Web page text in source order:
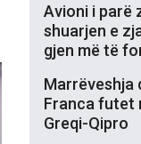
Avioni i parë
shuarjen e
gjen më të
Marrëveshja
Franca futet
Greqi-Qipro